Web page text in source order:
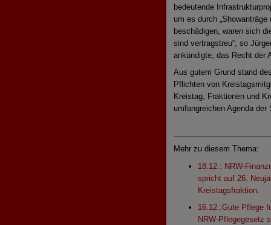
bedeutende
um es durch
beschädigen, waren sich
sind vertragstreu“, so
ankündigte, das Recht der
Aus gutem Grund stand
Pflichten von
Kreistag, Fraktionen und
umfangreichen Agenda
Mehr zu diesem Thema:
18.12.: NRW-
spricht auf 26.
Kreistagsfraktion
16.12.:Gute Pflege
NRW-Pflegegesetz